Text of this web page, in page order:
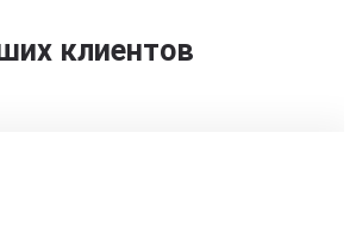
клиентов